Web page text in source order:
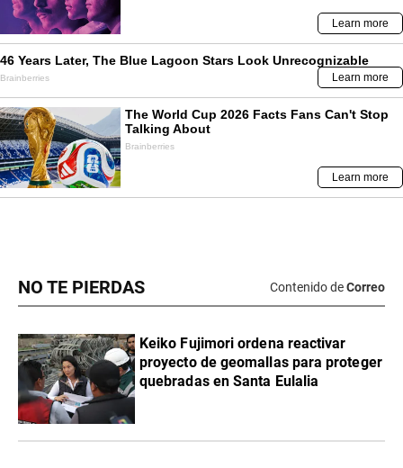
NO TE PIERDAS Contenido deCorreo
Keiko Fujimori ordena reactivar
proyecto de geomallas para proteger
quebradas en Santa Eulalia